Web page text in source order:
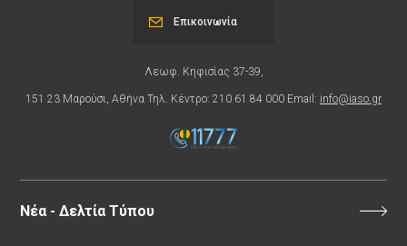
Λεωφ. Κηφισίας 37-39,
151 23 Μαρούσι, Αθήνα Τηλ. Κέντρο: 210 61 84 000 Email: info@iaso.gr
Επικοινωνία
Νέα - Δελτία Τύπου